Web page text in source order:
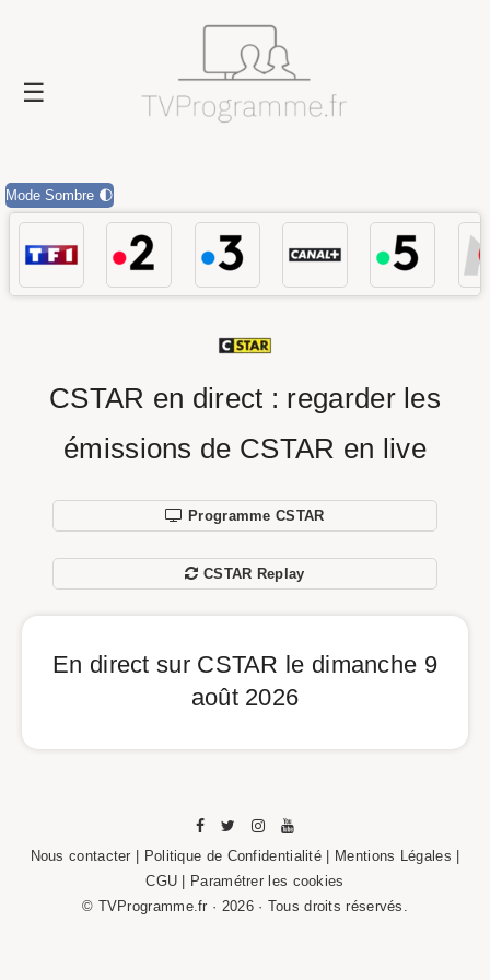
Mode Sombre 🌓
CSTAR en direct : regarder les
émissions de CSTAR en live
Programme CSTAR
CSTAR Replay
En direct sur CSTAR le dimanche 9
août 2026
Nous contacter Politique de Confidentialité Mentions Légales
CGU |
Paramétrer les cookies
© TVProgramme.fr · 2026 · Tous droits réservés.